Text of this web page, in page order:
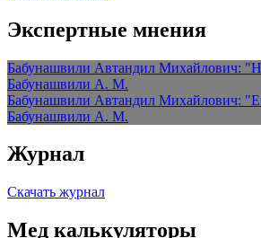
Экспертные мнения
Бабунашвили Автандил Михайлович:
Бабунашвили А. М.
Бабунашвили Автандил Михайлович:
Бабунашвили А. М.
Журнал
Скачать журнал
Мед калькуляторы